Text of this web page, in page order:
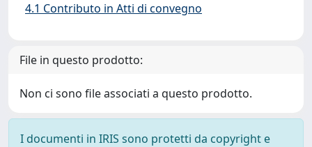
4.1 Contributo in Atti di convegno
File in questo prodotto:
Non ci sono file associati a questo prodotto.
I documenti in IRIS sono protetti da copyright e